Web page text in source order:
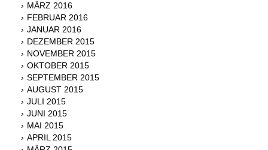
MÄRZ 2016
FEBRUAR 2016
JANUAR 2016
DEZEMBER 2015
NOVEMBER 2015
OKTOBER 2015
SEPTEMBER 2015
AUGUST 2015
JULI 2015
JUNI 2015
MAI 2015
APRIL 2015